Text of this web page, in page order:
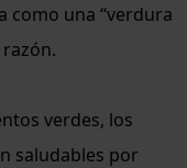
como una “verdura
verdes, los
saludables por